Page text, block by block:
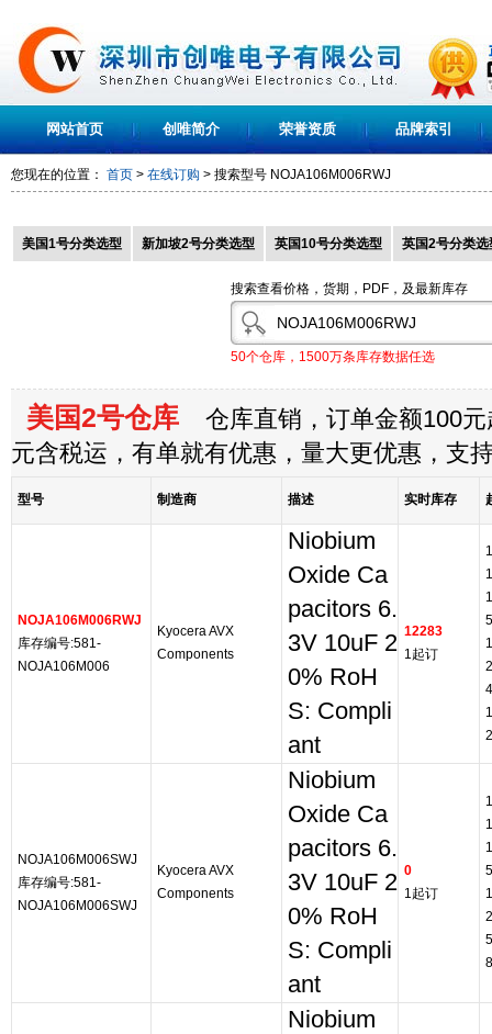
网站首页 创唯简介 荣誉资质 品牌索引
您现在的位置： 首页 > 在线订购 > 搜索型号 NOJA106M006RWJ
美国1号分类选型 新加坡2号分类选型 英国10号分类选型 英国2号分类选
搜索查看价格，货期，PDF，及最新库存
50个仓库，1500万条库存数据任选
美国2号仓库 仓库直销，订单金额100元
元含税运，有单就有优惠，量大更优惠，支
型号 制造商 描述 实时库存
NOJA106M006RWJ
库存编号:581-
NOJA106M006
Kyocera AVX
Components
Niobium
Oxide Ca
pacitors 6.
3V 10uF 2
0% RoH
S: Compli
ant
12283
1起订
NOJA106M006SWJ
库存编号:581-
NOJA106M006SWJ
Kyocera AVX
Components
Niobium
Oxide Ca
pacitors 6.
3V 10uF 2
0% RoH
S: Compli
ant
0
1起订
Niobium